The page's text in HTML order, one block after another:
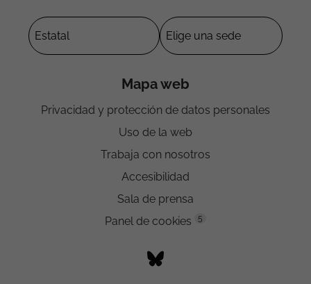
Mapa web
Privacidad y protección de datos personales
Uso de la web
Trabaja con nosotros
Accesibilidad
Sala de prensa
Panel de cookies
5